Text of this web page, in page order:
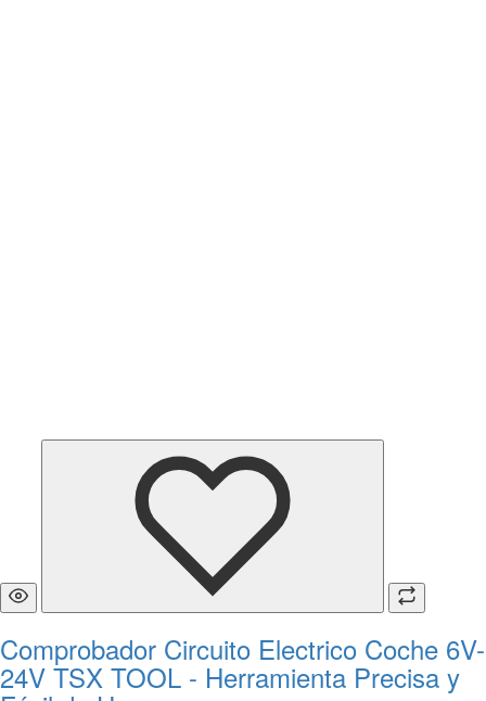
Comprobador Circuito Electrico Coche 6V-
24V TSX TOOL - Herramienta Precisa y